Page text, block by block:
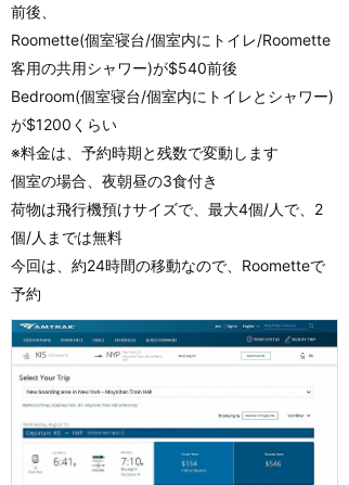
前後、
Roomette(個室寝台/個室内にトイレ/Roomette
客用の共用シャワー)が$540前後
Bedroom(個室寝台/個室内にトイレとシャワー)
が$1200くらい
※料金は、予約時期と残数で変動します
個室の場合、夜朝昼の3食付き
荷物は飛行機預けサイズで、最大4個/人で、2
個/人までは無料
今回は、約24時間の移動なので、Roometteで
予約